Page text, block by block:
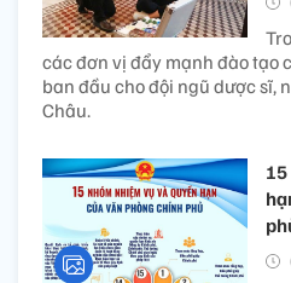
các đơn vị đẩy mạnh đào tạo
ban đầu cho đội ngũ dược sĩ,
Châu.